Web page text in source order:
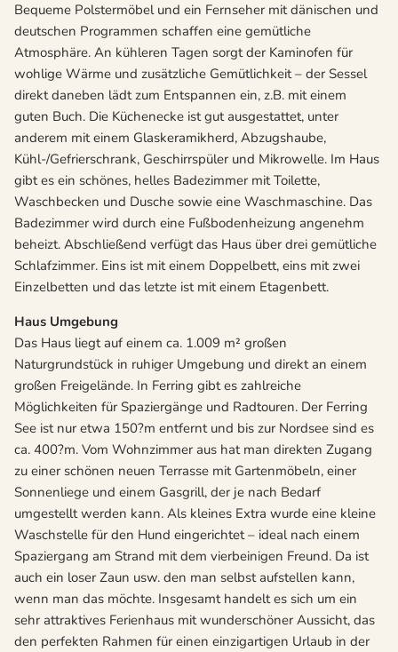
Bequeme Polstermöbel und ein Fernseher mit dänischen und
deutschen Programmen schaffen eine gemütliche
Atmosphäre. An kühleren Tagen sorgt der Kaminofen für
wohlige Wärme und zusätzliche Gemütlichkeit – der Sessel
direkt daneben lädt zum Entspannen ein, z.B. mit einem
guten Buch. Die Küchenecke ist gut ausgestattet, unter
anderem mit einem Glaskeramikherd, Abzugshaube,
Kühl-/Gefrierschrank, Geschirrspüler und Mikrowelle. Im Haus
gibt es ein schönes, helles Badezimmer mit Toilette,
Waschbecken und Dusche sowie eine Waschmaschine. Das
Badezimmer wird durch eine Fußbodenheizung angenehm
beheizt. Abschließend verfügt das Haus über drei gemütliche
Schlafzimmer. Eins ist mit einem Doppelbett, eins mit zwei
Einzelbetten und das letzte ist mit einem Etagenbett.
Haus Umgebung
Das Haus liegt auf einem ca. 1.009 m² großen
Naturgrundstück in ruhiger Umgebung und direkt an einem
großen Freigelände. In Ferring gibt es zahlreiche
Möglichkeiten für Spaziergänge und Radtouren. Der Ferring
See ist nur etwa 150?m entfernt und bis zur Nordsee sind es
ca. 400?m. Vom Wohnzimmer aus hat man direkten Zugang
zu einer schönen neuen Terrasse mit Gartenmöbeln, einer
Sonnenliege und einem Gasgrill, der je nach Bedarf
umgestellt werden kann. Als kleines Extra wurde eine kleine
Waschstelle für den Hund eingerichtet – ideal nach einem
Spaziergang am Strand mit dem vierbeinigen Freund. Da ist
auch ein loser Zaun usw. den man selbst aufstellen kann,
wenn man das möchte. Insgesamt handelt es sich um ein
sehr attraktives Ferienhaus mit wunderschöner Aussicht, das
den perfekten Rahmen für einen einzigartigen Urlaub in der